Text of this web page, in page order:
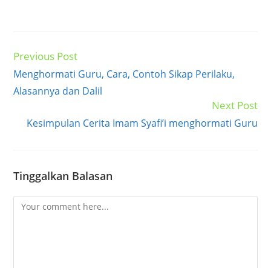
Read
articles
Previous Post
Menghormati Guru, Cara, Contoh Sikap Perilaku,
Alasannya dan Dalil
Next Post
Kesimpulan Cerita Imam Syafi’i menghormati Guru
Tinggalkan Balasan
Comment